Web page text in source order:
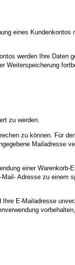
eines Kundenkontos
werden Ihre Daten
Weiterspeicherung
zu werden.
zu können. Für
Mailadresse
einer Warenkorb-
Adresse zu einem
E-Mailadresse